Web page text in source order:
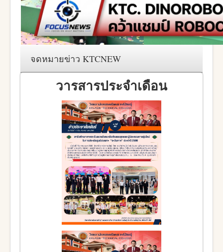
จดหมายข่าว KTCNEW
วารสารประจำเดือน